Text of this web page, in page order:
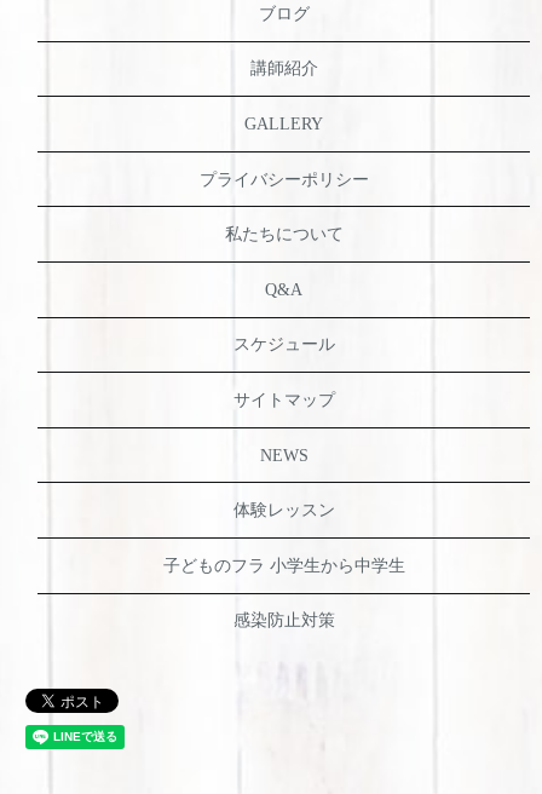
ブログ
講師紹介
GALLERY
プライバシーポリシー
私たちについて
Q&A
スケジュール
サイトマップ
NEWS
体験レッスン
子どものフラ 小学生から中学生
感染防止対策